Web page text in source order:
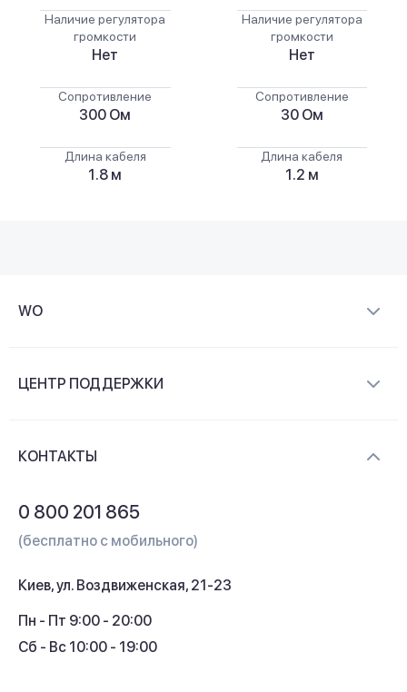
Наличие регулятора
громкости
Нет
Сопротивление
300 Ом
Длина кабеля
1.8 м
Наличие регулятора
громкости
Нет
Сопротивление
30 Ом
Длина кабеля
1.2 м
WO
Контакты
ЦЕНТР ПОДДЕРЖКИ
Кэшбек
КОНТАКТЫ
0 800 201 865
(бесплатно с мобильного)
Киев, ул. Воздвиженская, 21-23
Пн - Пт 9:00 - 20:00
Сб - Вс 10:00 - 19:00